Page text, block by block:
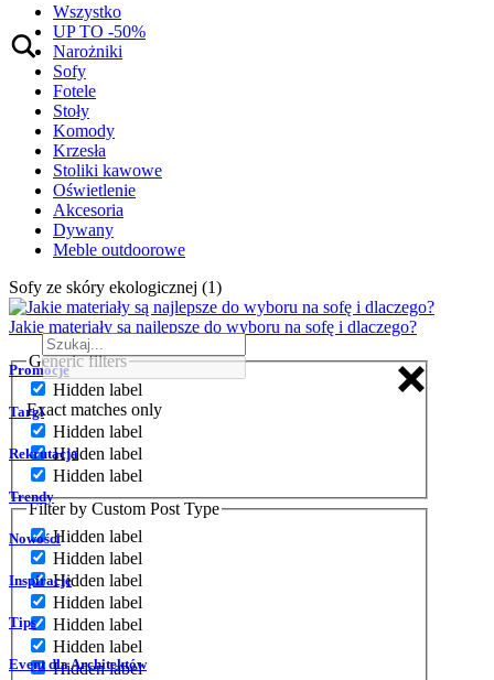
Generic filters
Hidden label
Exact matches only
Hidden label
Hidden label
Hidden label
Filter by Custom Post Type
Hidden label
Hidden label
Hidden label
Hidden label
Hidden label
Hidden label
Hidden label
Wszystko
UP TO -50%
Narożniki
Sofy
Fotele
Stoły
Komody
Krzesła
Stoliki kawowe
Oświetlenie
Akcesoria
Dywany
Meble outdoorowe
Sofy ze skóry ekologicznej (1)
Jakie materiały są najlepsze do wyboru na sofę i dlaczego?
Promocje
Targi
Rekrutacja
Trendy
Nowości
Inspiracje
Tips
Event dla Architektów